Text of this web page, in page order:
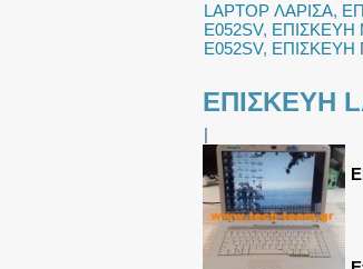
LAPTOP ΛΑΡΙΣΑ,
E052SV, ΕΠΙΣΚΕΥΗ
E052SV, ΕΠΙΣΚΕΥΗ
ΕΠΙΣΚΕΥΗ
|